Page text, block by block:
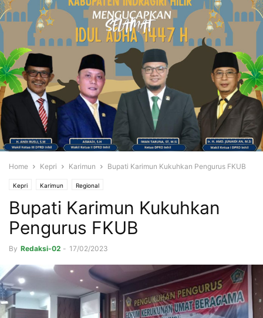
Home Kepri Karimun Bupati Karimun Kukuhkan Pengurus FKUB
Kepri Karimun Regional
Bupati Karimun Kukuhkan
Pengurus FKUB
By Redaksi-02 - 17/02/2023